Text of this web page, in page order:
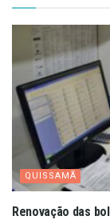
QUISSAMÃ
Renovação das